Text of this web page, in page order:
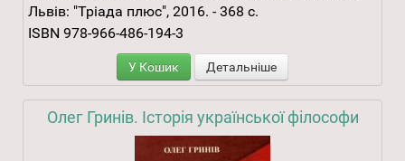
Львів: "Тріада плюс", 2016. - 368 с.
ISBN 978-966-486-194-3
У Кошик Детальніше
Олег Гринів. Історія української філософи